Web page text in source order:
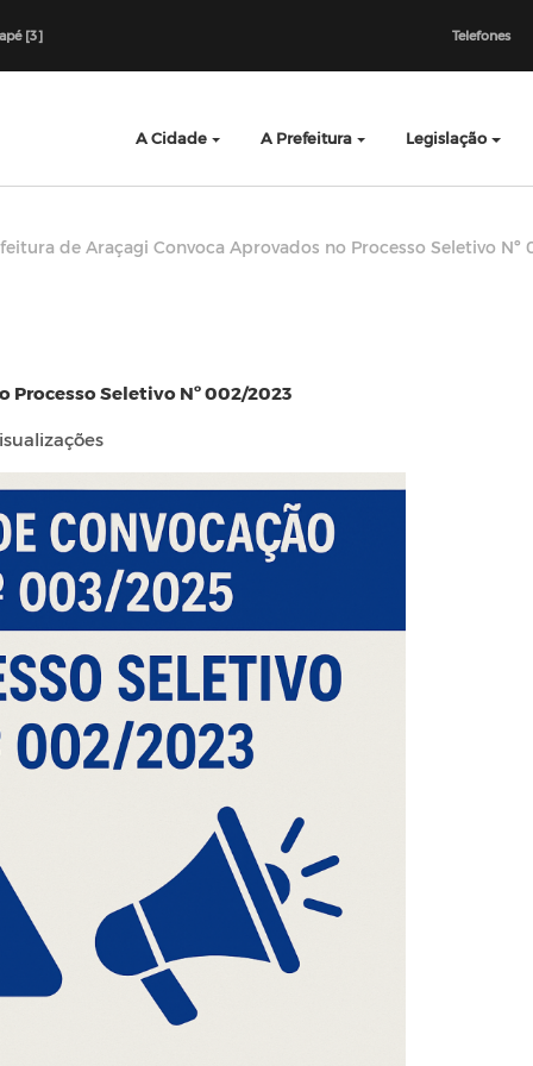
[3] Telefones
A Cidade A Prefeitura Legislação
de Araçagi Convoca Aprovados no Processo Seletivo Nº
Processo Seletivo Nº 002/2023